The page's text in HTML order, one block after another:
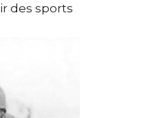
des sports